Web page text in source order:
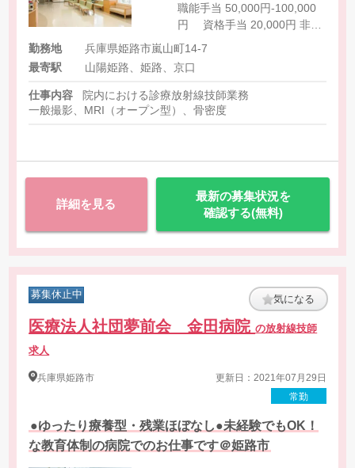
職能手当 50,000円-100,000
円 資格手当 20,000円 非常
勤 【時給】1,700円-1,800円
勤務地
兵庫県姫路市嵐山町14-7
最寄駅
山陽姫路、姫路、京口
仕事内容
院内における診療放射線技師業務
一般撮影、MRI（オープン型）、骨密度
詳細を見る
最新の募集状況を
確認する(無料)
募集休止中 気になる
医療法人社団夢前会 金田病院の放射線技師
求人
兵庫県姫路市
更新日：2021年07月29日
常勤
●ゆったり療養型・残業ほぼなし●未経験でもOK！
な教育体制の病院でのお仕事です＠姫路市